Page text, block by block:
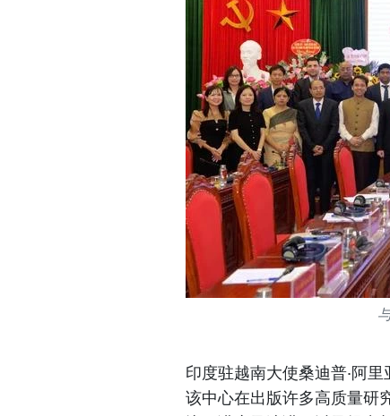
印度驻越南大使桑迪普·阿
该中心在出版许多高质量研